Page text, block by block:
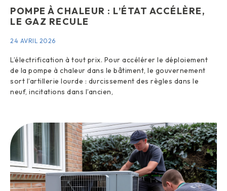
POMPE À CHALEUR : L’ÉTAT ACCÉLÈRE,
LE GAZ RECULE
24 AVRIL 2026
L’électrification à tout prix. Pour accélérer le déploiement
de la pompe à chaleur dans le bâtiment, le gouvernement
sort l’artillerie lourde : durcissement des règles dans le
neuf, incitations dans l’ancien,